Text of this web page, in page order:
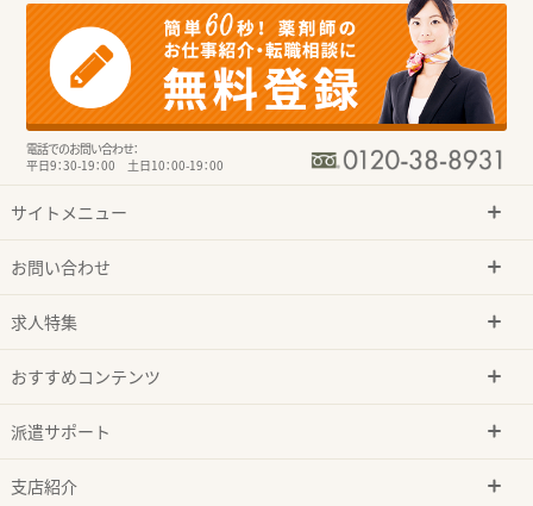
電話でのお問い合わせ：
平日9：30-19：00 土日10：00-19：00
サイトメニュー
お問い合わせ
求人特集
おすすめコンテンツ
派遣サポート
支店紹介